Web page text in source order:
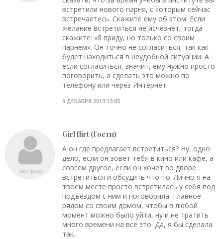
встретили нового парня, с которым сейчас
встречаетесь. Скажите ему об этом. Если
желание встретиться не исчезнет, тогда
скажите: «Я приду, но только со своим
парнем». Он точно не согласиться, так как
будет находиться в неудобной ситуации. А
если согласиться, значит, ему нужно просто
поговорить, а сделать это можно по
телефону или через Интернет.
9 ДЕКАБРЯ 2013 13:05
Girl flirt (Гости)
А он где предлагает встретиться? Ну, одно
дело, если он зовет тебя в кино или кафе, а
совсем другое, если он хочет во дворе
встретиться и обсудить что-то. Лично я на
твоем месте просто встретилась у себя под
подъездом с ним и поговорила. Главное
рядом со своим домом, чтобы в любой
момент можно было уйти, ну и не тратить
много времени на все это. Да, я бы сделала
так.